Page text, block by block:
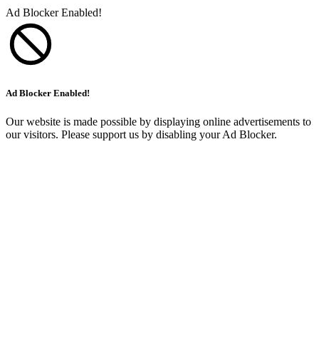
Ad Blocker Enabled!
Ad Blocker Enabled!
Our website is made possible by displaying online advertisements to
our visitors. Please support us by disabling your Ad Blocker.